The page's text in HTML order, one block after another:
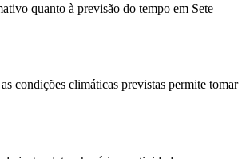
quanto à previsão do tempo em Sete
condições climáticas previstas permite tomar